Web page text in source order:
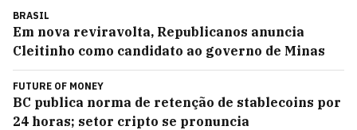
BRASIL
Em nova reviravolta, Republicanos anuncia
Cleitinho como candidato ao governo de Minas
FUTURE OF MONEY
BC publica norma de retenção de stablecoins por
24 horas; setor cripto se pronuncia